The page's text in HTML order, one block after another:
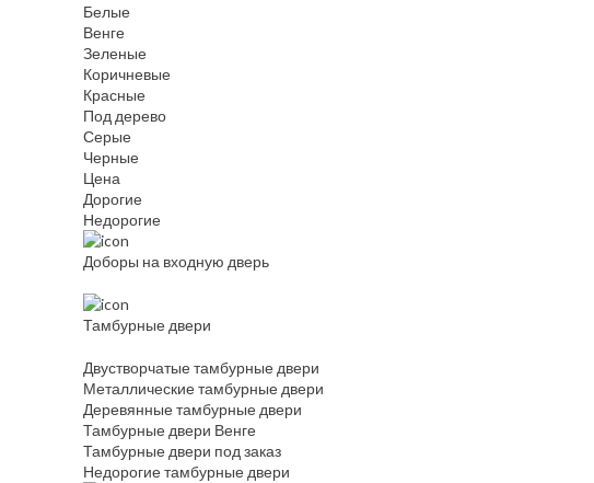
Белые
Венге
Зеленые
Коричневые
Красные
Под дерево
Серые
Черные
Цена
Дорогие
Недорогие
Доборы на входную дверь
Тамбурные двери
Двустворчатые тамбурные двери
Металлические тамбурные двери
Деревянные тамбурные двери
Тамбурные двери Венге
Тамбурные двери под заказ
Недорогие тамбурные двери